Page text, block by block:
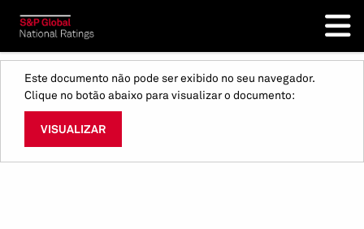
Este documento não pode ser exibido no seu navegador.
Clique no botão abaixo para visualizar o documento:
VISUALIZAR